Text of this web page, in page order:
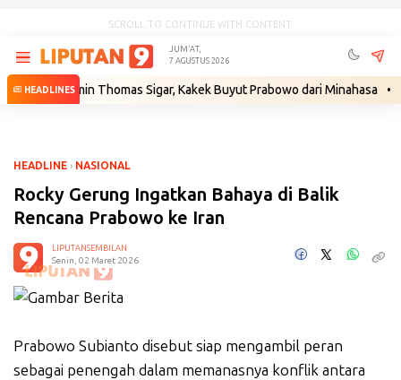
SCROLL TO CONTINUE WITH CONTENT
JUM'AT,
7 AGUSTUS 2026
HEADLINESThomas Sigar, Kakek Buyut Prabowo dari Minahasa •
HEADLINE › NASIONAL
Rocky Gerung Ingatkan Bahaya di Balik
Rencana Prabowo ke Iran
LIPUTANSEMBILAN
Senin, 02 Maret 2026
Prabowo Subianto disebut siap mengambil peran
sebagai penengah dalam memanasnya konflik antara